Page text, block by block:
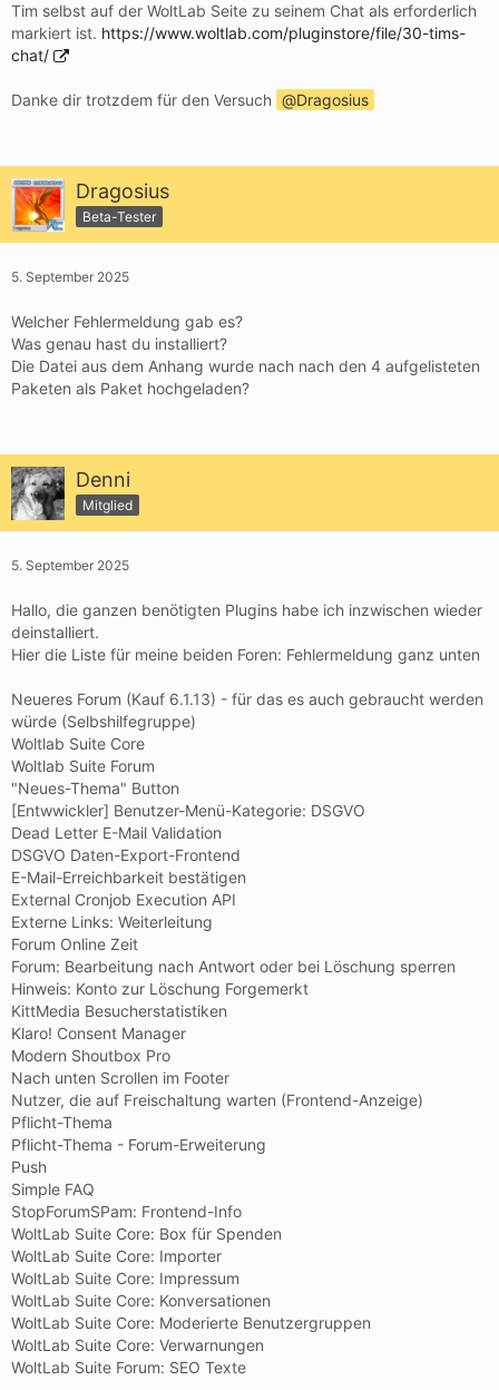
Tim selbst auf der WoltLab Seite zu seinem Chat als erforderlich
markiert ist. https://www.woltlab.com/pluginstore/file/30-tims-
chat/
Danke dir trotzdem für den Versuch Dragosius
Dragosius
Beta-Tester
5. September 2025
Welcher Fehlermeldung gab es?
Was genau hast du installiert?
Die Datei aus dem Anhang wurde nach nach den 4 aufgelisteten
Paketen als Paket hochgeladen?
Denni
Mitglied
5. September 2025
Hallo, die ganzen benötigten Plugins habe ich inzwischen wieder
deinstalliert.
Hier die Liste für meine beiden Foren: Fehlermeldung ganz unten
Neueres Forum (Kauf 6.1.13) - für das es auch gebraucht werden
würde (Selbshilfegruppe)
Woltlab Suite Core
Woltlab Suite Forum
"Neues-Thema" Button
[Entwwickler] Benutzer-Menü-Kategorie: DSGVO
Dead Letter E-Mail Validation
DSGVO Daten-Export-Frontend
E-Mail-Erreichbarkeit bestätigen
External Cronjob Execution API
Externe Links: Weiterleitung
Forum Online Zeit
Forum: Bearbeitung nach Antwort oder bei Löschung sperren
Hinweis: Konto zur Löschung Forgemerkt
KittMedia Besucherstatistiken
Klaro! Consent Manager
Modern Shoutbox Pro
Nach unten Scrollen im Footer
Nutzer, die auf Freischaltung warten (Frontend-Anzeige)
Pflicht-Thema
Pflicht-Thema - Forum-Erweiterung
Push
Simple FAQ
StopForumSPam: Frontend-Info
WoltLab Suite Core: Box für Spenden
WoltLab Suite Core: Importer
WoltLab Suite Core: Impressum
WoltLab Suite Core: Konversationen
WoltLab Suite Core: Moderierte Benutzergruppen
WoltLab Suite Core: Verwarnungen
WoltLab Suite Forum: SEO Texte